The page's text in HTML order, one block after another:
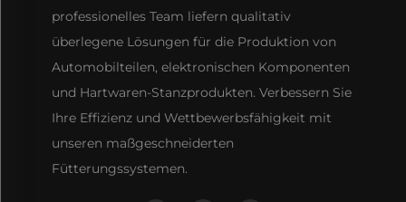
professionelles Team liefern qualitativ
überlegene Lösungen für die Produktion von
Automobilteilen, elektronischen Komponenten
und Hartwaren-Stanzprodukten. Verbessern Sie
Ihre Effizienz und Wettbewerbsfähigkeit mit
unseren maßgeschneiderten
Fütterungssystemen.